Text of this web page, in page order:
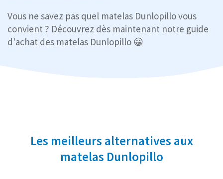
Vous ne savez pas quel matelas Dunlopillo vous
convient ? Découvrez dès maintenant notre guide
d'achat des matelas Dunlopillo 😀
Les meilleurs alternatives aux
matelas Dunlopillo